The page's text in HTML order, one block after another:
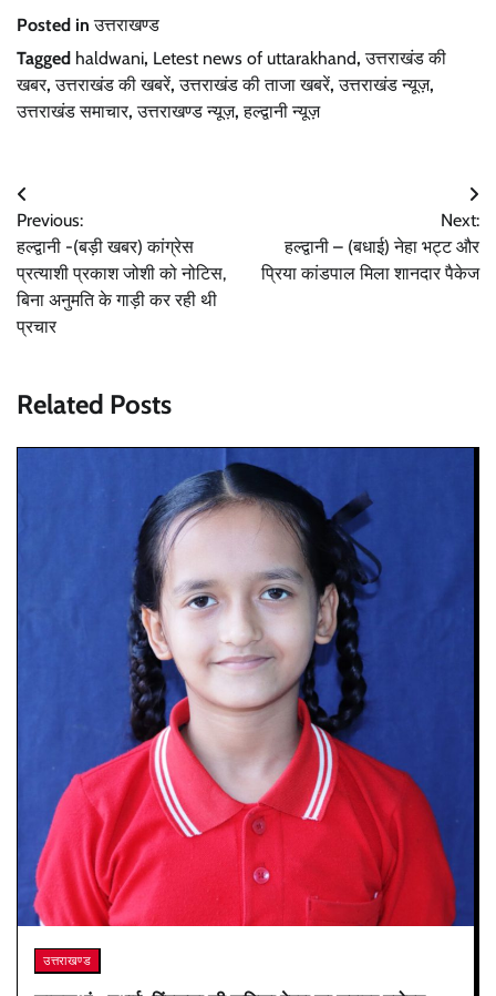
Posted inउत्तराखण्ड
Tagged haldwani, Letest news of uttarakhand,उत्तराखंड की
खबर,उत्तराखंड की खबरें,उत्तराखंड की ताजा खबरें,उत्तराखंड न्यूज़,
उत्तराखंड समाचार,उत्तराखण्ड न्यूज़,हल्द्वानी न्यूज़
Post
navigation
Previous:
हल्द्वानी -(बड़ी खबर) कांग्रेस
प्रत्याशी प्रकाश जोशी को नोटिस,
बिना अनुमति के गाड़ी कर रही थी
प्रचार
Next:
हल्द्वानी – (बधाई) नेहा भट्ट और
प्रिया कांडपाल मिला शानदार पैकेज
Related Posts
उत्तराखण्ड